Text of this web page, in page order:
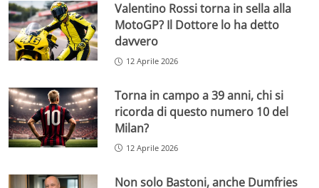
Valentino Rossi torna in sella alla
MotoGP? Il Dottore lo ha detto
davvero
12 Aprile 2026
Torna in campo a 39 anni, chi si
ricorda di questo numero 10 del
Milan?
12 Aprile 2026
Non solo Bastoni, anche Dumfries